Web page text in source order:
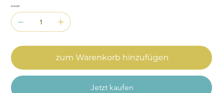
Anzahl
zum Warenkorb hinzufügen
Jetzt kaufen